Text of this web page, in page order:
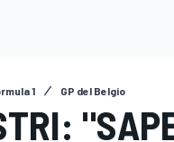
1 GP del Belgio